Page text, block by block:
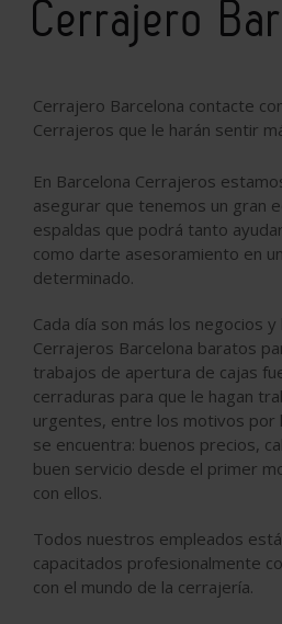
Cerrajero
Cerrajero Barcelona contacte
Cerrajeros que le harán sentir
En Barcelona Cerrajeros
asegurar que tenemos un gran
espaldas que podrá tanto
como darte asesoramiento en
determinado.
Cada día son más los negocios
Cerrajeros Barcelona baratos
trabajos de apertura de cajas
cerraduras para que le hagan
urgentes, entre los motivos por
se encuentra: buenos precios,
buen servicio desde el primer
con ellos.
Todos nuestros empleados
capacitados profesionalmente
con el mundo de la cerrajería.